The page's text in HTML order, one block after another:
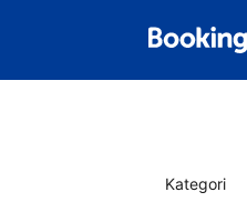
Kategori